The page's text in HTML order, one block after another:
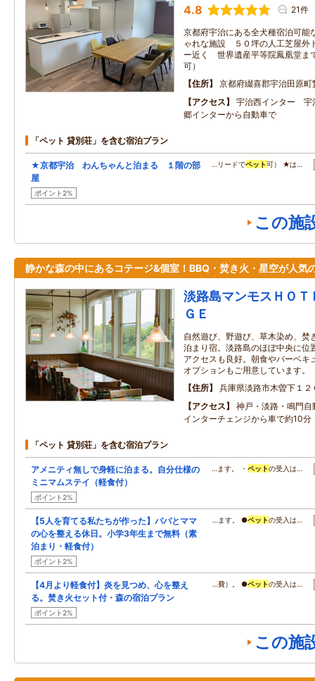
4.8 21件
京都府宇治にある全犬種宿泊可
ゃれな施設 ５０坪の人工芝屋
ー近く 世界遺産平等院鳳凰堂ま
可）
住所
京都府綴喜郡宇治田原
アクセス
宇治西インター
郷インターから自動車で
「ペット 貸別荘」を含む宿泊プラン
★京都宇治 わんちゃんと泊まる １階の部
屋
ポイント2%
…リードでペット可） ★は…
この施
静かな森の中にあるコテージ&個室！BBQ・焚き火・星空が人気
淡路島マンモスＨＯＴ
ＧＥ
自然遊び、野遊び、草木染め、焚
泊まり宿。淡路島のほぼ中央に位
アクセスも良好。朝食やバーベキ
オプションもご用意しています。
住所
兵庫県淡路市木曽下１２
アクセス
神戸・淡路・鳴門
インターチェンジから車で約10分
「ペット 貸別荘」を含む宿泊プラン
アメニティ無しで身軽に泊まる。自分仕様の
ミニマムステイ（軽食付）
ポイント2%
…ます。 ・ペットの受入は…
【5人を育てる私たちが作った】パパとママ
の心を整える休日。小学3年生まで無料（素
泊まり・軽食付）
ポイント2%
…ます。 ●ペットの受入は…
【4月より軽食付】炎を見つめ、心を整え
る。焚き火セット付・森の宿泊プラン
ポイント2%
…費）。 ●ペットの受入は…
この施